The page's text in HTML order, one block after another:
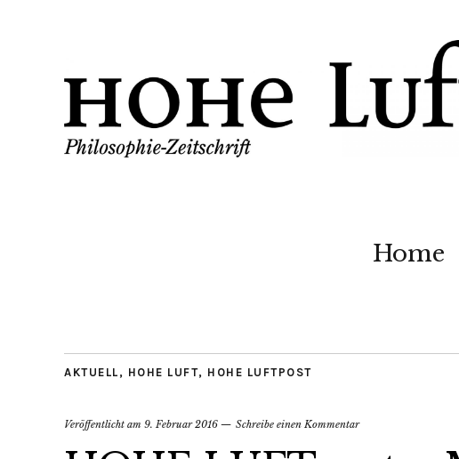
Home
AKTUELL , HOHE LUFT, HOHE LUFTPOST
Veröffentlicht am 9. Februar 2016 Schreibe einen Kommentar